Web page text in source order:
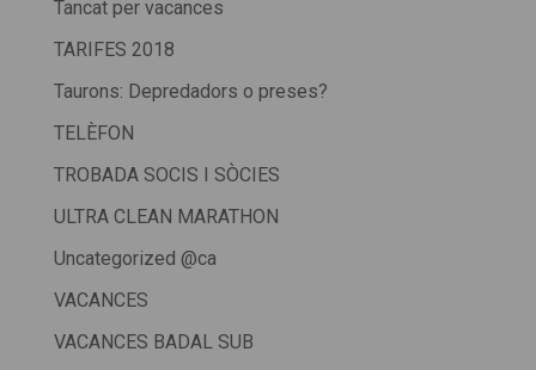
Tancat per vacances
TARIFES 2018
Taurons: Depredadors o preses?
TELÈFON
TROBADA SOCIS I SÒCIES
ULTRA CLEAN MARATHON
Uncategorized @ca
VACANCES
VACANCES BADAL SUB